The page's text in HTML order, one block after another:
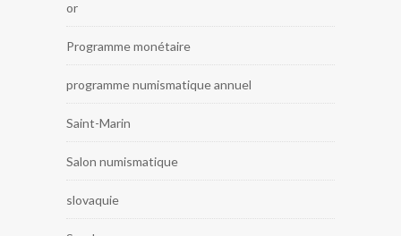
or
Programme monétaire
programme numismatique annuel
Saint-Marin
Salon numismatique
slovaquie